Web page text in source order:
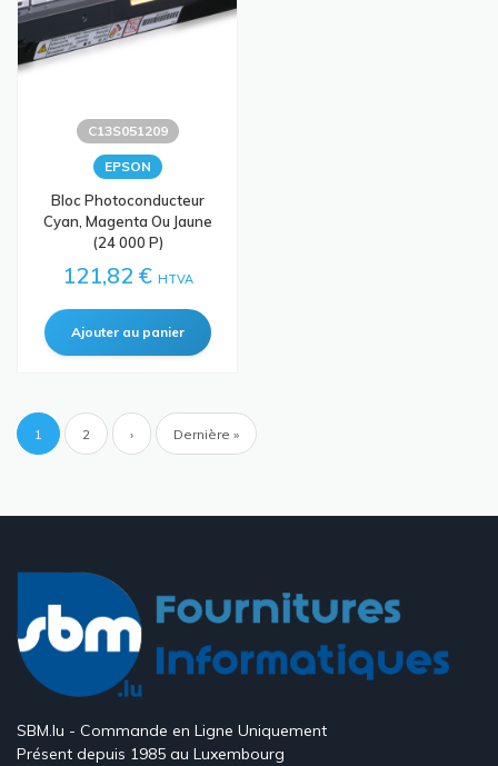
C13S051209
EPSON
Bloc Photoconducteur
Cyan, Magenta Ou Jaune
(24 000 P)
121,82 € HTVA
Pagination
Page
1 Page
2 Page
› Dernière
Dernière »
SBM.lu - Commande en Ligne Uniquement
Présent depuis 1985 au Luxembourg